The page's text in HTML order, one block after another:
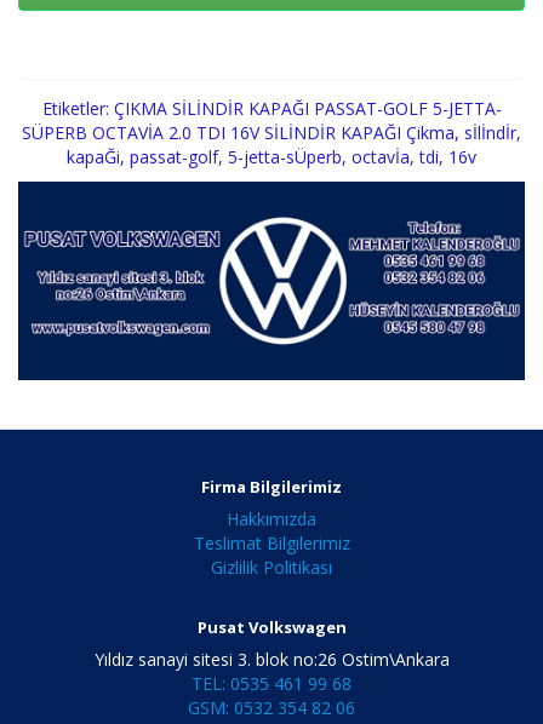
Etiketler: ÇIKMA SİLİNDİR KAPAĞI PASSAT-GOLF 5-JETTA-
SÜPERB OCTAVİA 2.0 TDI 16V SİLİNDİR KAPAĞI Çikma, sİlİndİr,
kapaĞi, passat-golf, 5-jetta-sÜperb, octavİa,tdi, 16v
Firma Bilgilerimiz
Hakkımızda
Teslimat Bilgilerimiz
Gizlilik Politikası
Pusat Volkswagen
Yıldız sanayi sitesi 3. blok no:26 Ostim\Ankara
TEL: 0535 461 99 68
GSM: 0532 354 82 06